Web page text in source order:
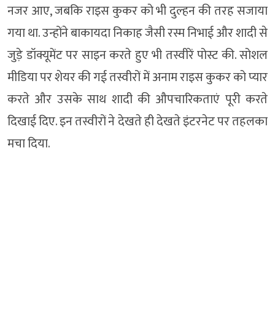
नजर आए, जबकि राइस कुकर को भी दुल्हन की तरह सजाया
गया था. उन्होंने बाकायदा निकाह जैसी रस्म निभाई और शादी से
जुड़े डॉक्यूमेंट पर साइन करते हुए भी तस्वीरें पोस्ट की. सोशल
मीडिया पर शेयर की गई तस्वीरों में अनाम राइस कुकर को प्यार
करते और उसके साथ शादी की औपचारिकताएं पूरी करते
दिखाई दिए. इन तस्वीरों ने देखते ही देखते इंटरनेट पर तहलका
मचा दिया.